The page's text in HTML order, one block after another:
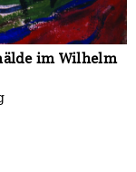
im Wilhelm